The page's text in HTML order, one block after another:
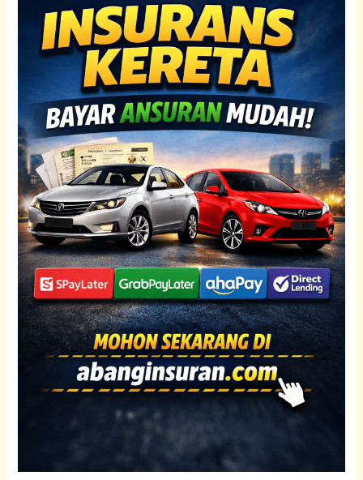
SPayLater
Untuk
Renew
Insurans
Kereta
Ansuran
12
Bulan